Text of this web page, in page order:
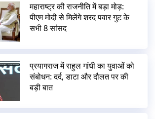
महाराष्ट्र की राजनीति में बड़ा मोड़:
पीएम मोदी से मिलेंगे शरद पवार गुट के
सभी 8 सांसद
प्रयागराज में राहुल गांधी का युवाओं को
संबोधन: दर्द, डाटा और दौलत पर की
बड़ी बात